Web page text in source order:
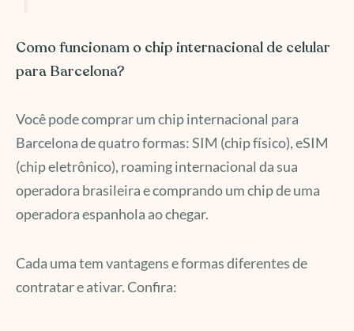
Como funcionam o chip internacional de celular
para Barcelona?
Você pode comprar um chip internacional para
Barcelona de quatro formas: SIM (chip físico), eSIM
(chip eletrônico), roaming internacional da sua
operadora brasileira e comprando um chip de uma
operadora espanhola ao chegar.
Cada uma tem vantagens e formas diferentes de
contratar e ativar. Confira: